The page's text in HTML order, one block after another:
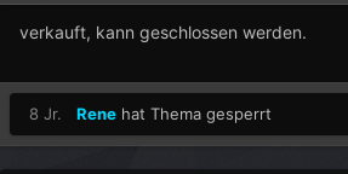
verkauft, kann geschlossen werden.
8 Jr. Rene hat Thema gesperrt